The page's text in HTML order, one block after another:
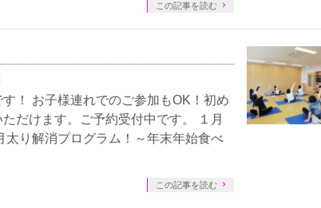
この記事を読む
！ お子様連れでのご参加もOK！初め
だけます。ご予約受付中です。 １月
太り解消プログラム！～年末年始食べ
この記事を読む